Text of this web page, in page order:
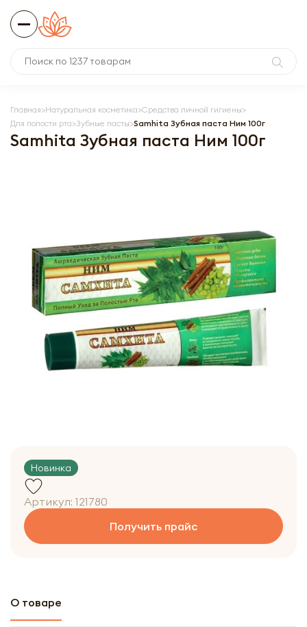
Главная Натуральная косметика Средства личной гигиены
Для полости рта Зубные пасты Samhita Зубная паста Ним 100г
Samhita Зубная паста Ним 100г
Новинка
Артикул: 121780
Получить прайс
О товаре